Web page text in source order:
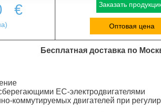
€ Заказать
Оптовая цена
Бесплатная доставка по
ЕС-электродвигателями
коммутируемых двигателей при